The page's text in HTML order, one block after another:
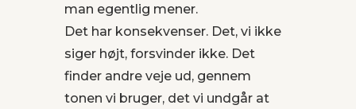
man egentlig mener.
Det har konsekvenser. Det, vi ikke
siger højt, forsvinder ikke. Det
finder andre veje ud, gennem
tonen vi bruger, det vi undgår at